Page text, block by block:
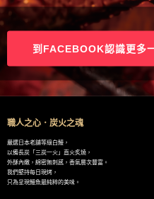
到FACEBOOK認識更多
職人之心．炭火之魂
嚴選日本老舖等級白鰻，
以備長炭「三炭一火」直火炙燒，
外酥內嫩，綿密無刺感，香氣層次豐富。
我們堅持每日現烤，
只為呈現鰻魚最純粹的美味。